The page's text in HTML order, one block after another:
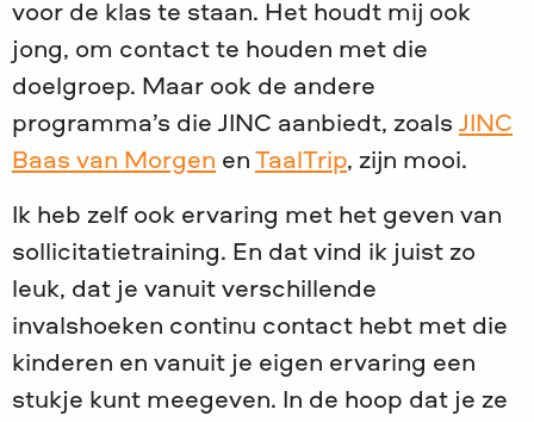
voor de klas te staan. Het houdt mij ook
jong, om contact te houden met die
doelgroep. Maar ook de andere
programma’s die JINC aanbiedt, zoals JINC
Baas van Morgen en TaalTrip, zijn mooi.
Ik heb zelf ook ervaring met het geven van
sollicitatietraining. En dat vind ik juist zo
leuk, dat je vanuit verschillende
invalshoeken continu contact hebt met die
kinderen en vanuit je eigen ervaring een
stukje kunt meegeven. In de hoop dat je ze